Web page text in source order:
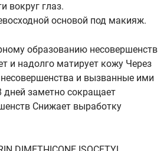
вокруг глаз.
основой под макияж.
образованию несовершенств
и надолго матирует кожу Через
и вызванные ими
дней заметно сокращает
Снижает выработку